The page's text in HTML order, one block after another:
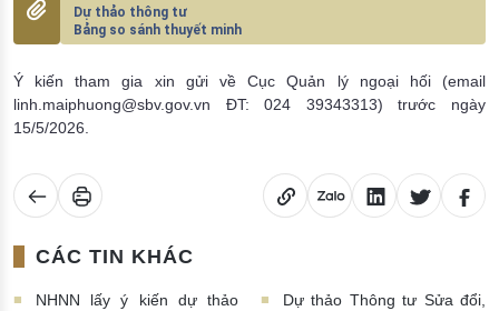
Dự thảo thông tư
Bảng so sánh thuyết minh
Ý kiến tham gia xin gửi về Cục Quản lý ngoại hối (email
linh.maiphuong@sbv.gov.vn ĐT: 024 39343313) trước ngày
15/5/2026.
CÁC TIN KHÁC
NHNN lấy ý kiến dự thảo
Dự thảo Thông tư Sửa đổi,